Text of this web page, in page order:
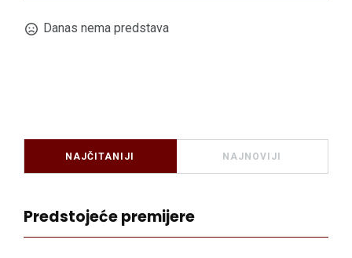
Danas nema predstava
NAJČITANIJI NAJNOVIJI
Predstojeće premijere